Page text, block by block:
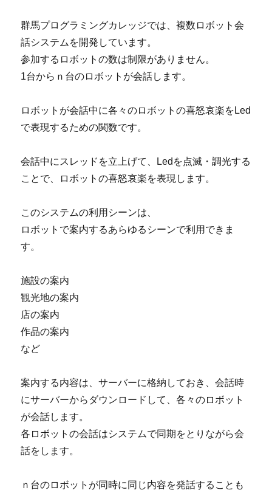
群馬プログラミングカレッジでは、複数ロボット会
話システムを開発しています。
参加するロボットの数は制限がありません。
1台からｎ台のロボットが会話します。
ロボットが会話中に各々のロボットの喜怒哀楽をLed
で表現するための関数です。
会話中にスレッドを立上げて、Ledを点滅・調光する
ことで、ロボットの喜怒哀楽を表現します。
このシステムの利用シーンは、
ロボットで案内するあらゆるシーンで利用できま
す。
施設の案内
観光地の案内
店の案内
作品の案内
など
案内する内容は、サーバーに格納しておき、会話時
にサーバーからダウンロードして、各々のロボット
が会話します。
各ロボットの会話はシステムで同期をとりながら会
話をします。
ｎ台のロボットが同時に同じ内容を発話することも